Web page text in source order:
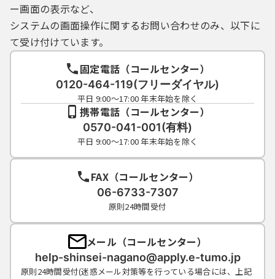
ー画面の表示など、
システムの画面操作に関するお問い合わせのみ、以下に
て受け付けています。
固定電話（コールセンター）
0120-464-119(フリーダイヤル)
平日 9:00～17:00 年末年始を除く
携帯電話（コールセンター）
0570-041-001(有料)
平日 9:00～17:00 年末年始を除く
FAX（コールセンター）
06-6733-7307
原則24時間受付
メール（コールセンター）
help-shinsei-nagano@apply.e-tumo.jp
原則24時間受付(迷惑メール対策等を行っている場合には、上記